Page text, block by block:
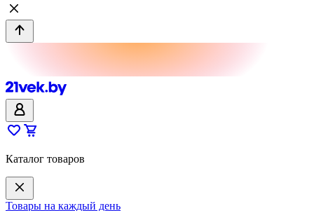
Каталог товаров
Товары на каждый день